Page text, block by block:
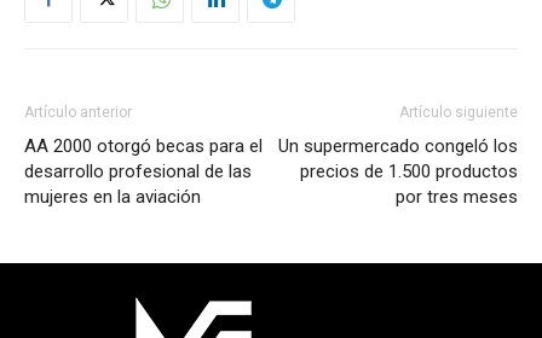
Artículo anterior
AA 2000 otorgó becas para el
desarrollo profesional de las
mujeres en la aviación
Artículo siguiente
Un supermercado congeló los
precios de 1.500 productos
por tres meses